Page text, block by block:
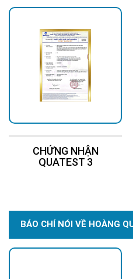
CHỨNG NHẬN
QUATEST 3
BÁO CHÍ NÓI VỀ HOÀNG